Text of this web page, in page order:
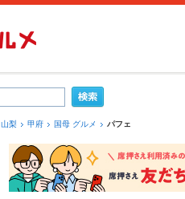
山梨 甲府 国母 グルメ パフェ